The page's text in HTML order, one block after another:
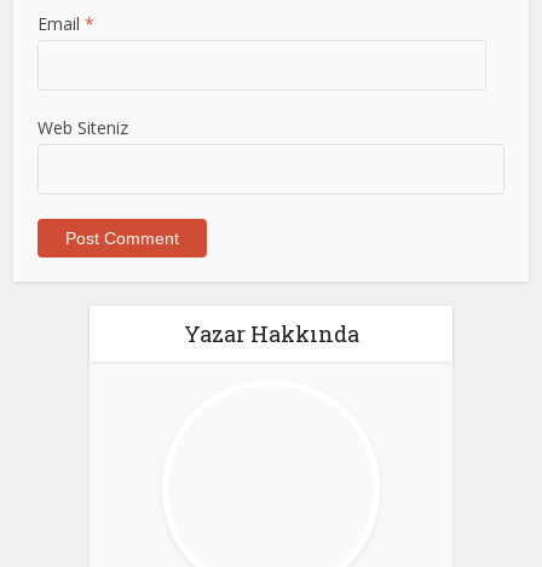
Email *
Web Siteniz
Yazar Hakkında